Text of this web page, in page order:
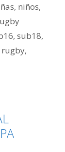
, niños,
, sub18,
rugby,